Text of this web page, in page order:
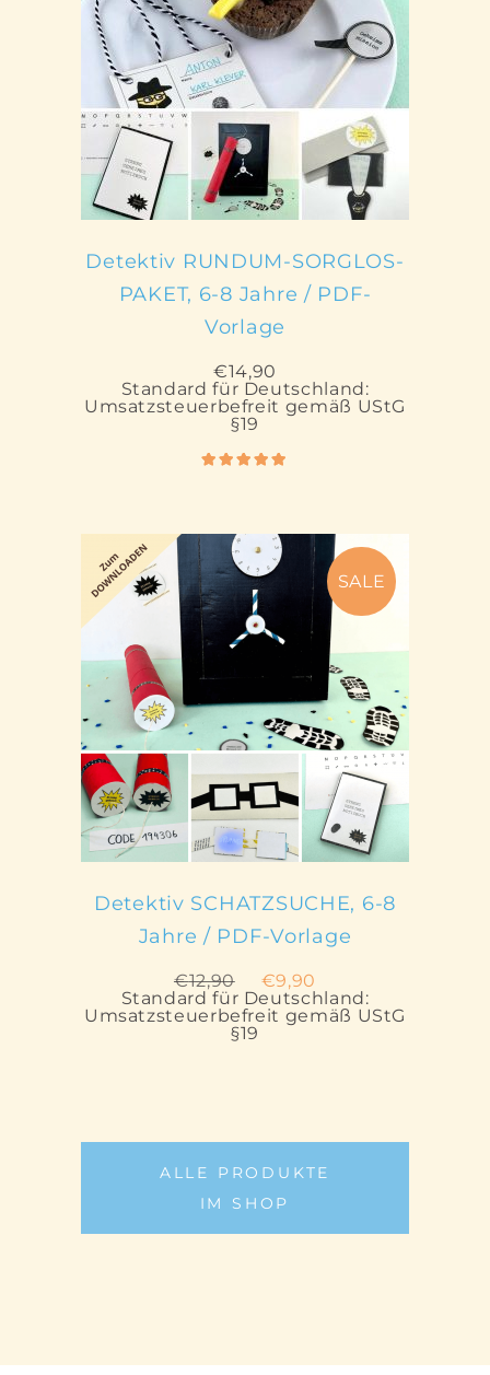
IN DEN WARENKORB
Detektiv RUNDUM-SORGLOS-
PAKET, 6-8 Jahre / PDF-
Vorlage
€14,90
Standard für Deutschland:
Umsatzsteuerbefreit gemäß UStG
§19
5.00
SALE
IN DEN WARENKORB
Detektiv SCHATZSUCHE, 6-8
Jahre / PDF-Vorlage
€12,90
Ursprünglicher
Preis
war:
€12,90
€9,90
Preis
ist:
Standard für Deutschland:
Umsatzsteuerbefreit gemäß UStG
§19
ALLE PRODUKTE
IM SHOP